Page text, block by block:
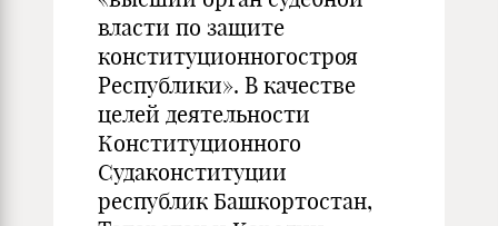
власти по защите
конституционногостроя
Республики». В качестве
целей деятельности
Конституционного
Судаконституции
республик Башкортостан,